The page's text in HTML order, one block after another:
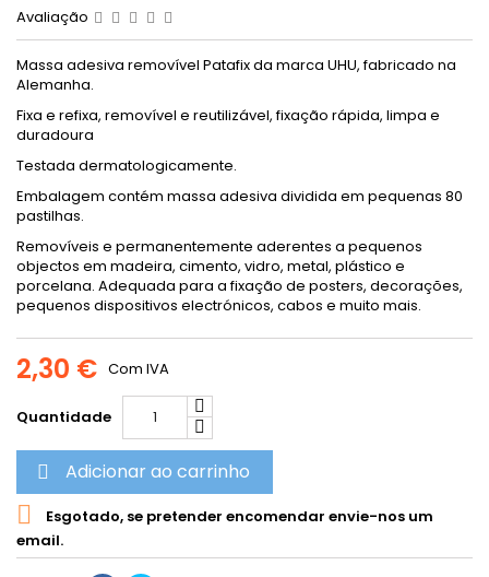
Avaliação
Massa adesiva removível Patafix da marca UHU, fabricado na
Alemanha.
Fixa e refixa, removível e reutilizável, fixação rápida, limpa e
duradoura
Testada dermatologicamente.
Embalagem contém massa adesiva dividida em pequenas 80
pastilhas.
Removíveis e permanentemente aderentes a pequenos
objectos em madeira, cimento, vidro, metal, plástico e
porcelana. Adequada para a fixação de posters, decorações,
pequenos dispositivos electrónicos, cabos e muito mais.
2,30 € Com IVA
Quantidade
 Adicionar ao carrinho

Esgotado, se pretender encomendar envie-nos um
email.